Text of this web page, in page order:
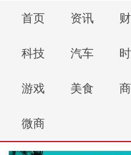
首页 资讯
科技 汽车
游戏 美食
微商